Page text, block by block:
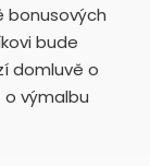
bonusových
bude
domluvě o
výmalbu